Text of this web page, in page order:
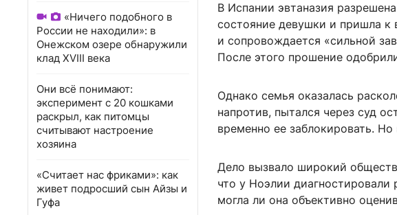
«Ничего подобного в
России не находили»: в
Онежском озере обнаружили
клад XVIII века
Они всё понимают:
эксперимент с 20 кошками
раскрыл, как питомцы
считывают настроение
хозяина
«Считает нас фриками»: как
живет подросший сын Айзы и
Гуфа
В Испании эвтаназия
состояние девушки и пришла к
и сопровождается «сильной
После этого прошение
Однако семья оказалась
напротив, пытался через суд
временно ее заблокировать.
Дело вызвало широкий
что у Ноэлии диагностировали
могла ли она объективно